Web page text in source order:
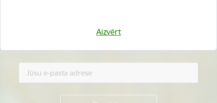
Aizvērt
Esi pirmais, kurš uzzina!